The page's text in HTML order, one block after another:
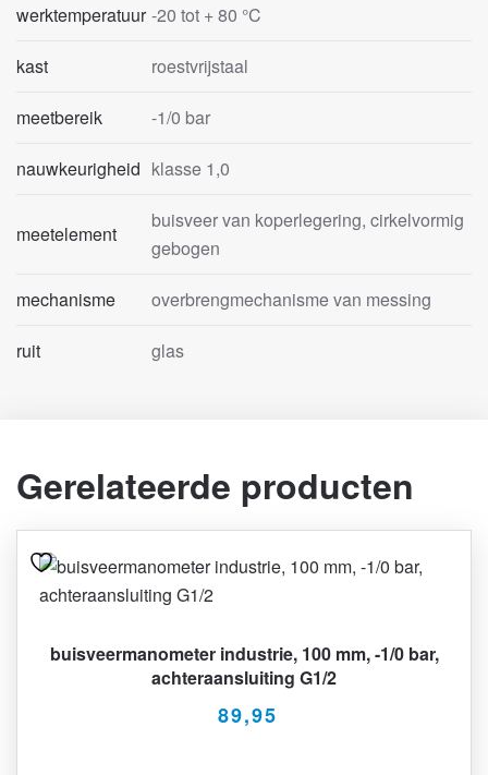
werktemperatuur -20 tot + 80 °C
kast roestvrijstaal
meetbereik -1/0 bar
nauwkeurigheid klasse 1,0
meetelement
buisveer van koperlegering, cirkelvormig
gebogen
mechanisme overbrengmechanisme van messing
ruit glas
Gerelateerde producten
buisveermanometer industrie, 100 mm, -1/0 bar,
achteraansluiting G1/2
89,95